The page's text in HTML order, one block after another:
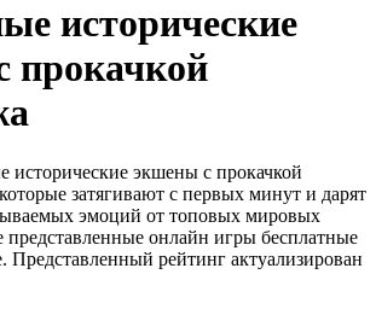
исторические
прокачкой
исторические экшены с прокачкой
затягивают с первых минут и дарят
эмоций от топовых мировых
представленные онлайн игры бесплатные
Представленный рейтинг актуализирован